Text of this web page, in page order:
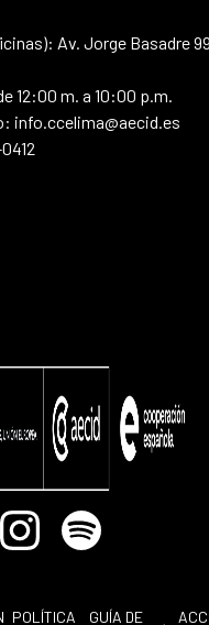
Av. Jorge Basadre
12:00 m. a 10:00 p.m.
info.ccelima@aecid.es
InstagramSpotify
POLÍTICA
GUÍA DE